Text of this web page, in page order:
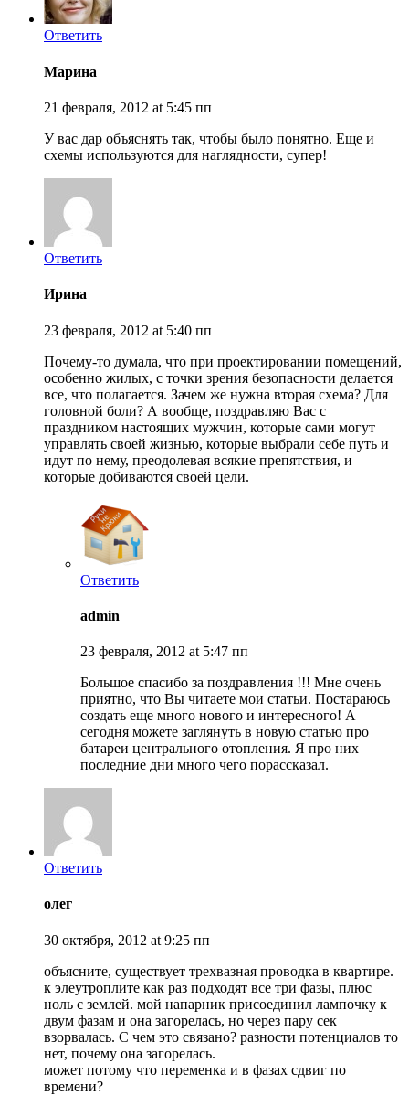
Ответить
Марина
21 февраля, 2012 at 5:45 пп
У вас дар объяснять так, чтобы было понятно. Еще и
схемы используются для наглядности, супер!
Ответить
Ирина
23 февраля, 2012 at 5:40 пп
Почему-то думала, что при проектировании помещений,
особенно жилых, с точки зрения безопасности делается
все, что полагается. Зачем же нужна вторая схема? Для
головной боли? А вообще, поздравляю Вас с
праздником настоящих мужчин, которые сами могут
управлять своей жизнью, которые выбрали себе путь и
идут по нему, преодолевая всякие препятствия, и
которые добиваются своей цели.
Ответить
admin
23 февраля, 2012 at 5:47 пп
Большое спасибо за поздравления !!! Мне очень
приятно, что Вы читаете мои статьи. Постараюсь
создать еще много нового и интересного! А
сегодня можете заглянуть в новую статью про
батареи центрального отопления. Я про них
последние дни много чего порассказал.
Ответить
олег
30 октября, 2012 at 9:25 пп
объясните, существует трехвазная проводка в квартире.
к элеутроплите как раз подходят все три фазы, плюс
ноль с землей. мой напарник присоединил лампочку к
двум фазам и она загорелась, но через пару сек
взорвалась. С чем это связано? разности потенциалов то
нет, почему она загорелась.
может потому что переменка и в фазах сдвиг по
времени?